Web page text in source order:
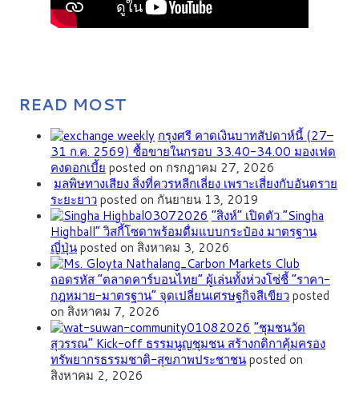
READ MOST
กรุงศรี คาดเงินบาทสัปดาห์นี้ (27–
31 ก.ค. 2569) ซื้อขายในกรอบ 33.40-34.00 มองเฟด
คงดอกเบี้ย posted on กรกฎาคม 27, 2026
มลพิษทางเสียง สิ่งที่ควรหลีกเลี่ยง เพราะเสี่ยงกับอันตราย
ระยะยาวposted on กันยายน 13, 2019
“สิงห์” เปิดตัว “Singha
Highball” วิสกี้โซดาพร้อมดื่มแบบกระป๋อง มาตรฐาน
ญี่ปุ่นposted on สิงหาคม 3, 2026
ถอดรหัส “ตลาดคาร์บอนไทย” ผู้เล่นทั้งห่วงโซ่ชี้ “ราคา-
กฎหมาย-มาตรฐาน” จุดเปลี่ยนเศรษฐกิจสีเขียวposted
on สิงหาคม 7, 2026
”ชุมชนวัด
สุวรรณ” Kick-off ธรรมนูญชุมชน สร้างกติกาคุ้มครอง
ทรัพยากรธรรมชาติ-สุขภาพประชาชนposted on
สิงหาคม 2, 2026